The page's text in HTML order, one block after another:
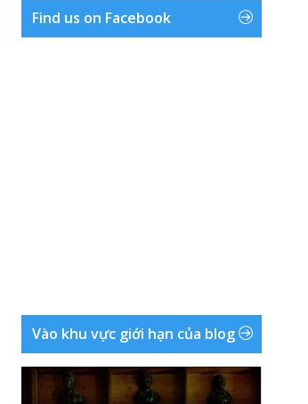
Find us on Facebook
Vào khu vực giới hạn của blog